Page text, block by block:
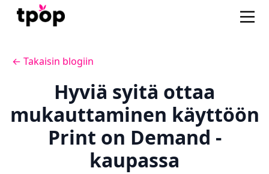
← Takaisin blogiin
Hyviä syitä ottaa
mukauttaminen käyttöön
Print on Demand -
kaupassa